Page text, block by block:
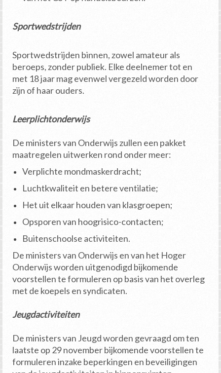
Sportwedstrijden
Sportwedstrijden binnen, zowel amateur als
beroeps, zonder publiek. Elke deelnemer tot en
met 18 jaar mag evenwel vergezeld worden door
zijn of haar ouders.
Leerplichtonderwijs
De ministers van Onderwijs zullen een pakket
maatregelen uitwerken rond onder meer:
Verplichte mondmaskerdracht;
Luchtkwaliteit en betere ventilatie;
Het uit elkaar houden van klasgroepen;
Opsporen van hoogrisico-contacten;
Buitenschoolse activiteiten.
De ministers van Onderwijs en van het Hoger
Onderwijs worden uitgenodigd bijkomende
voorstellen te formuleren op basis van het overleg
met de koepels en syndicaten.
Jeugdactiviteiten
De ministers van Jeugd worden gevraagd om ten
laatste op 29 november bijkomende voorstellen te
formuleren inzake beperkingen en beveiligingen